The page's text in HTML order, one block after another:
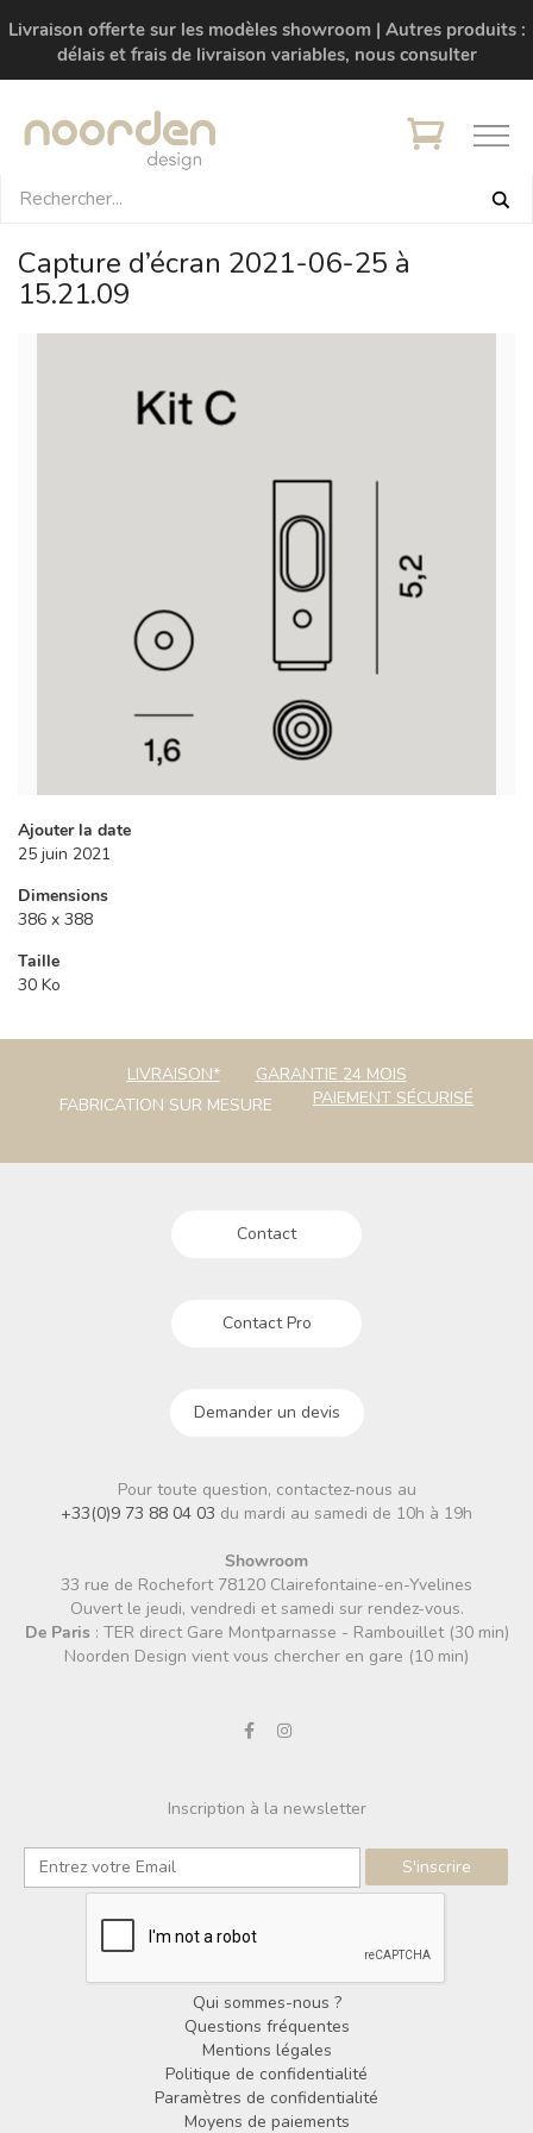
Livraison offerte sur les modèles showroom | Autres produits :
délais et frais de livraison variables, nous consulter
Capture d’écran 2021-06-25 à
15.21.09
Ajouter la date
25 juin 2021
Dimensions
386 x 388
Taille
30 Ko
LIVRAISON*
GARANTIE 24 MOIS
FABRICATION SUR MESURE
PAIEMENT SÉCURISÉ
Contact
Contact Pro
Demander un devis
Pour toute question, contactez-nous au
+33(0)9 73 88 04 03 du mardi au samedi de 10h à 19h
Showroom
33 rue de Rochefort 78120 Clairefontaine-en-Yvelines
Ouvert le jeudi, vendredi et samedi sur rendez-vous.
De Paris : TER direct Gare Montparnasse - Rambouillet (30 min)
Noorden Design vient vous chercher en gare (10 min)
Inscription à la newsletter
Qui sommes-nous ?
Questions fréquentes
Mentions légales
Politique de confidentialité
Paramètres de confidentialité
Moyens de paiements